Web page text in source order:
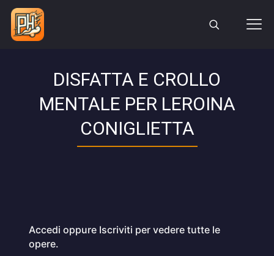
DISFATTA E CROLLO
MENTALE PER LEROINA
CONIGLIETTA
Accedi oppure Iscriviti per vedere tutte le
opere.